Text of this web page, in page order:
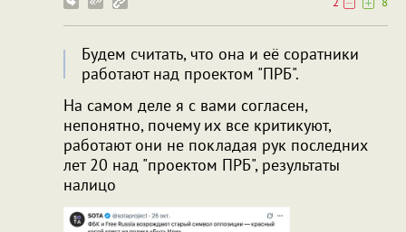
Будем считать, что она и её соратники
работают над проектом "ПРБ".
На самом деле я с вами согласен,
непонятно, почему их все критикуют,
работают они не покладая рук последних
лет 20 над "проектом ПРБ", результаты
налицо